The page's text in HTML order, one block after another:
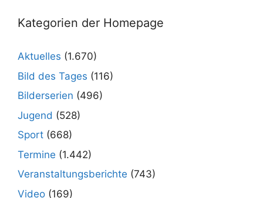
Kategorien der Homepage
Aktuelles (1.670)
Bild des Tages (116)
Bilderserien (496)
Jugend (528)
Sport (668)
Termine (1.442)
Veranstaltungsberichte (743)
Video (169)